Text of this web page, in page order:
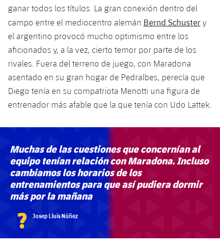
ganar todos los títulos. La gran conexión dentro del
campo entre el mediocentro alemán Bernd Schustery
el argentino provocó mucho optimismo entre los
aficionados y, a la vez, cierto temor por parte de los
rivales. Fuera del terreno de juego, con Maradona
asentado en su gran hogar de Pedralbes, perecía que
Diego tenía en su compatriota Menotti una figura de
entrenador más afable que la que tenía con Udo Lattek.
Muchas de las cuestiones que concernían al
equipo tenían relación con Maradona. Incluso
cambiamos los horarios de los
entrenamientos para que así pudiera dormir
más por la mañana
? Josep Lluís Núñez